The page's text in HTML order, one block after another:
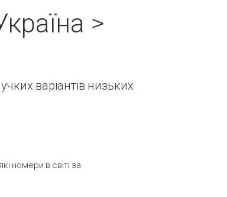
>
варіантів низьких
номери в світі за